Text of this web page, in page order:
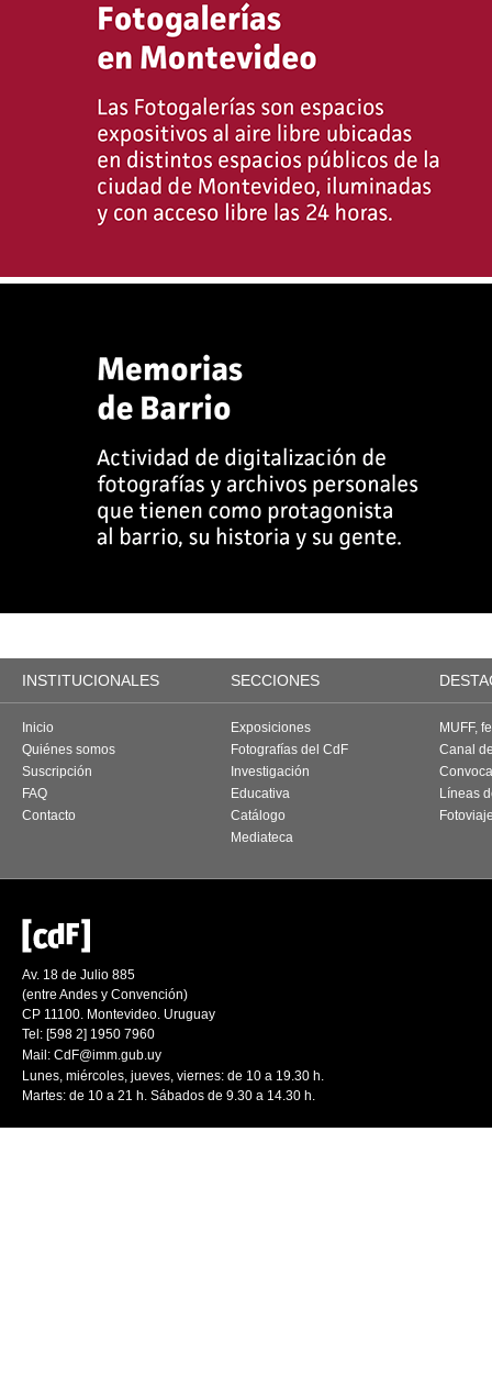
INSTITUCIONALES SECCIONES
Inicio
Quiénes somos
Suscripción
FAQ
Contacto
Exposiciones
Fotografías del CdF
Investigación
Educativa
Catálogo
Mediateca
MUFF,
Canal
Líneas
Av. 18 de Julio 885
(entre Andes y Convención)
CP 11100. Montevideo. Uruguay
Tel: [598 2] 1950 7960
Mail: CdF@imm.gub.uy
Lunes, miércoles, jueves, viernes: de 10 a 19.30 h.
Martes: de 10 a 21 h. Sábados de 9.30 a 14.30 h.